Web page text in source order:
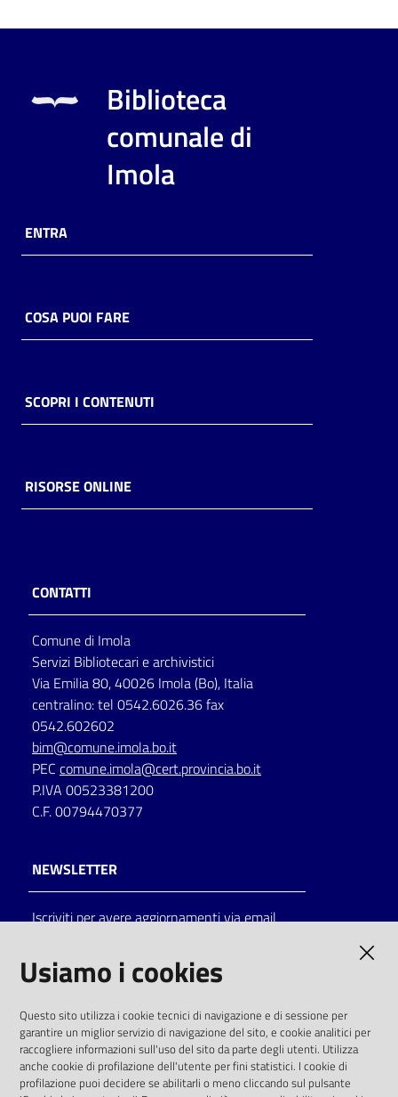
Biblioteca
comunale di
Imola
ENTRA
COSA PUOI FARE
SCOPRI I CONTENUTI
RISORSE ONLINE
CONTATTI
Comune di Imola
Servizi Bibliotecari e archivistici
Via Emilia 80, 40026 Imola (Bo), Italia
centralino: tel 0542.6026.36 fax
0542.602602
bim@comune.imola.bo.it
PEC comune.imola@cert.provincia.bo.it
P.IVA 00523381200
C.F. 00794470377
NEWSLETTER
Iscriviti per avere aggiornamenti via email
solo alle condizioni previste dalla direttiva
comunitaria 2003/98/CE e dal d.lgs. 36/2006
SOCIAL
Usiamo i cookies
Questo sito utilizza i cookie tecnici di navigazione e di sessione per
garantire un miglior servizio di navigazione del sito, e cookie analitici per
raccogliere informazioni sull'uso del sito da parte degli utenti. Utilizza
anche cookie di profilazione dell'utente per fini statistici. I cookie di
profilazione puoi decidere se abilitarli o meno cliccando sul pulsante